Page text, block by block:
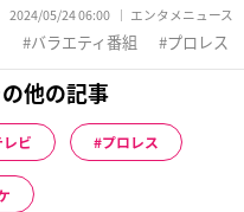
2024/05/24 06:00 エンタメニュース
バラエティ番組 プロレス
他の記事
ビ プロレス